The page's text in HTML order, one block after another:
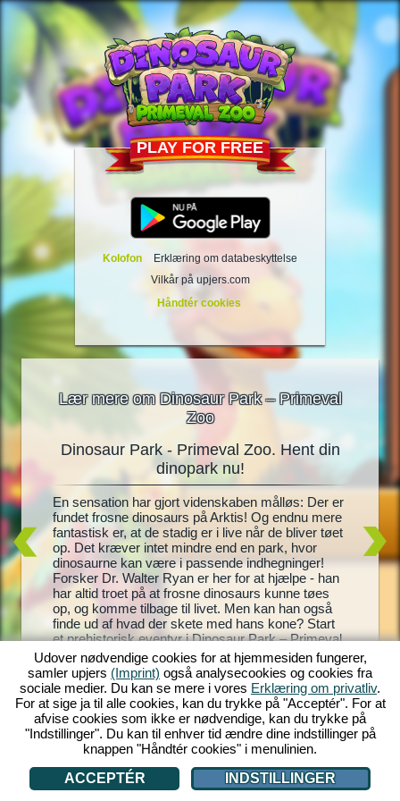
PLAY FOR FREE
Kolofon
Erklæring om databeskyttelse
Vilkår på upjers.com
Håndtér cookies
Lær mere om Dinosaur Park – Primeval
Zoo
til
og
Med
blive
Dinosaur Park - Primeval Zoo. Hent din
dinopark nu!
En sensation har gjort videnskaben målløs: Der er
fundet frosne dinosaurs på Arktis! Og endnu mere
fantastisk er, at de stadig er i live når de bliver tøet
op. Det kræver intet mindre end en park, hvor
dinosaurne kan være i passende indhegninger!
Forsker Dr. Walter Ryan er her for at hjælpe - han
har altid troet på at frosne dinosaurs kunne tøes
op, og komme tilbage til livet. Men kan han også
finde ud af hvad der skete med hans kone? Start
et prehistorisk eventyr i Dinosaur Park – Primeval
Zoo!
Park –
park,
andre!
helt
Udover nødvendige cookies for at hjemmesiden fungerer,
samler upjers (Imprint) også analysecookies og cookies fra
sociale medier. Du kan se mere i vores Erklæring om privatliv.
For at sige ja til alle cookies, kan du trykke på "Acceptér". For at
afvise cookies som ikke er nødvendige, kan du trykke på
"Indstillinger". Du kan til enhver tid ændre dine indstillinger på
knappen "Håndtér cookies" i menulinien.
ACCEPTÉR
INDSTILLINGER